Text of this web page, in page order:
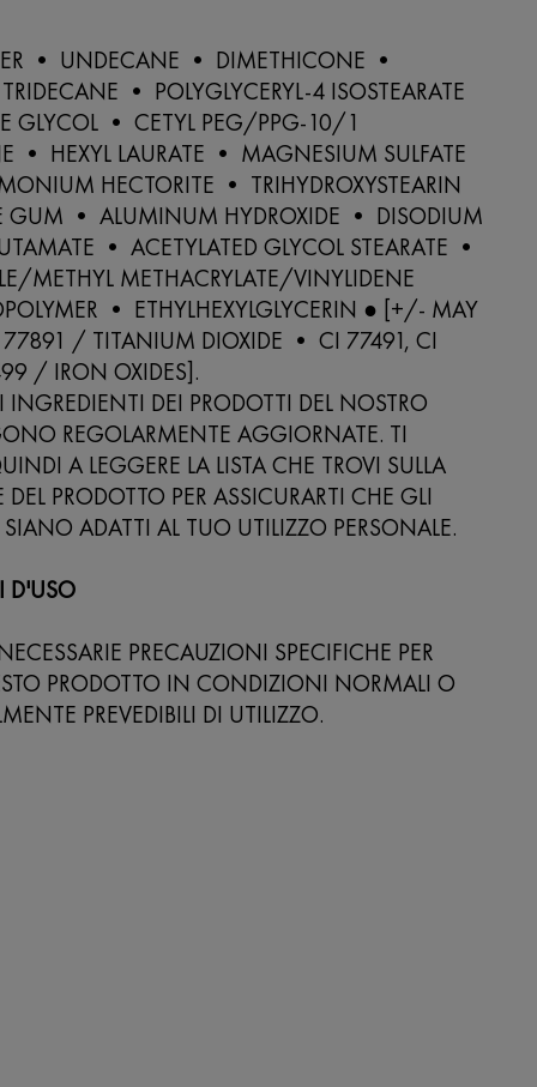
• UNDECANE • DIMETHICONE •
• POLYGLYCERYL-4 ISOSTEARATE
GLYCOL • CETYL PEG/PPG-10/1
• HEXYL LAURATE • MAGNESIUM SULFATE
HECTORITE • TRIHYDROXYSTEARIN
GUM • ALUMINUM HYDROXIDE • DISODIUM
• ACETYLATED GLYCOL STEARATE •
METHYL METHACRYLATE/VINYLIDENE
• ETHYLHEXYLGLYCERIN ● [+/- MAY
/ TITANIUM DIOXIDE • CI 77491, CI
/ IRON OXIDES].
INGREDIENTI DEI PRODOTTI DEL NOSTRO
REGOLARMENTE AGGIORNATE. TI
A LEGGERE LA LISTA CHE TROVI SULLA
PRODOTTO PER ASSICURARTI CHE GLI
ADATTI AL TUO UTILIZZO PERSONALE.
D'USO
PRECAUZIONI SPECIFICHE PER
PRODOTTO IN CONDIZIONI NORMALI O
PREVEDIBILI DI UTILIZZO.